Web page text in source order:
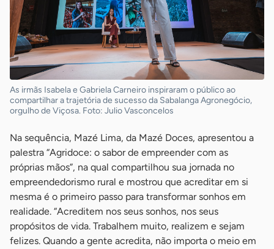
As irmãs Isabela e Gabriela Carneiro inspiraram o público ao
compartilhar a trajetória de sucesso da Sabalanga Agronegócio,
orgulho de Viçosa. Foto: Julio Vasconcelos
Na sequência, Mazé Lima, da Mazé Doces, apresentou a
palestra “Agridoce: o sabor de empreender com as
próprias mãos”, na qual compartilhou sua jornada no
empreendedorismo rural e mostrou que acreditar em si
mesma é o primeiro passo para transformar sonhos em
realidade. “Acreditem nos seus sonhos, nos seus
propósitos de vida. Trabalhem muito, realizem e sejam
felizes. Quando a gente acredita, não importa o meio em